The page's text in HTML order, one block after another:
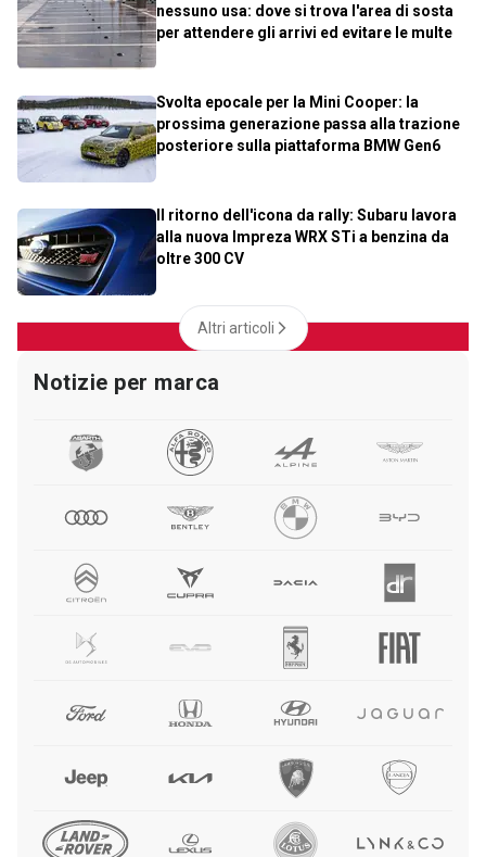
nessuno usa: dove si trova l'area di sosta
per attendere gli arrivi ed evitare le multe
Svolta epocale per la Mini Cooper: la
prossima generazione passa alla trazione
posteriore sulla piattaforma BMW Gen6
Il ritorno dell'icona da rally: Subaru lavora
alla nuova Impreza WRX STi a benzina da
oltre 300 CV
Altri articoli
Notizie per marca